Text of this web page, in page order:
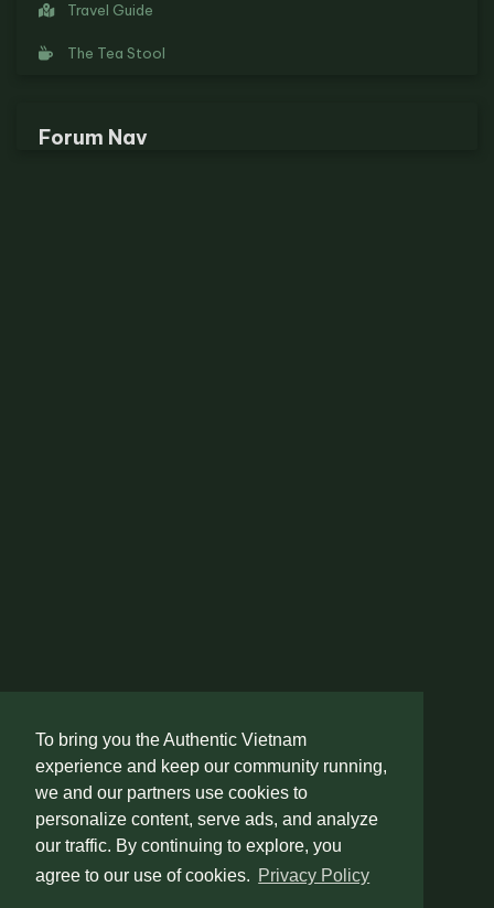
To bring you the Authentic Vietnam
experience and keep our community running,
we and our partners use cookies to
personalize content, serve ads, and analyze
our traffic. By continuing to explore, you
agree to our use of cookies. Privacy Policy
Travel Guide
The Tea Stool
Forum Nav